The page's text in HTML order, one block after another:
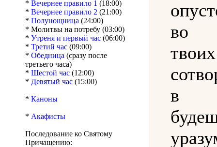
* Вечернее правило 1 (18:00)
* Вечернее правило 2 (21:00)
* Полунощница (24:00)
* Молитвы на потребу (03:00)
* Утреня и первый час (06:00)
* Третий час (09:00)
* Обедница (сразу после
третьего часа)
* Шестой час (12:00)
* Девятый час (15:00)
* Каноны
* Акафисты
Последование ко Святому
Причащению:
во
в